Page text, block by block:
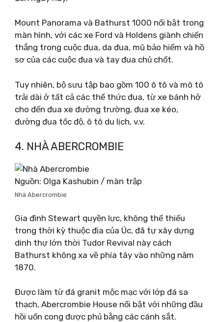
Mount Panorama và Bathurst 1000 nổi bật trong
màn hình, với các xe Ford và Holdens giành chiến
thắng trong cuộc đua, da đua, mũ bảo hiểm và hồ
sơ của các cuộc đua và tay đua chủ chốt.
Tuy nhiên, bộ sưu tập bao gồm 100 ô tô và mô tô
trải dài ở tất cả các thể thức đua, từ xe bánh hở
cho đến đua xe đường trường, đua xe kéo,
đường đua tốc độ, ô tô du lịch, v.v.
4. NHÀ ABERCROMBIE
Nguồn: Olga Kashubin / màn trập
Nhà Abercrombie
Gia đình Stewart quyền lực, không thể thiếu
trong thời kỳ thuộc địa của Úc, đã tự xây dựng
dinh thự lớn thời Tudor Revival này cách
Bathurst không xa về phía tây vào những năm
1870.
Được làm từ đá granit mộc mạc với lớp đá sa
thạch, Abercrombie House nổi bật với những đầu
hồi uốn cong được phủ bằng các cánh sắt.